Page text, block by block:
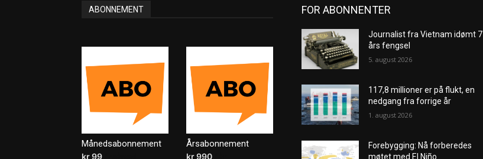
ABONNEMENT
Månedsabonnement
kr99
Årsabonnement
kr990
FOR ABONNENTER
Journalist fra Vietnam idømt 7
års fengsel
5. august 2026
117,8 millioner er på flukt, en
nedgang fra forrige år
1. august 2026
Forebygging: Nå forberedes
møtet med El Niño